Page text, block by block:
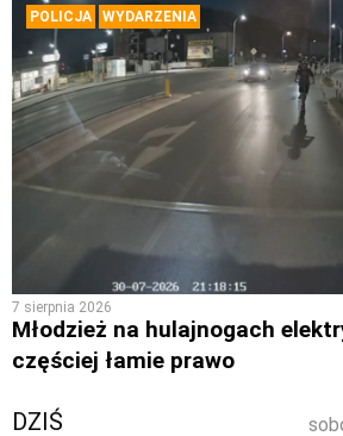
POLICJA WYDARZENIA
7 sierpnia 2026
Młodzież na hulajnogach
częściej łamie prawo
DZIŚ